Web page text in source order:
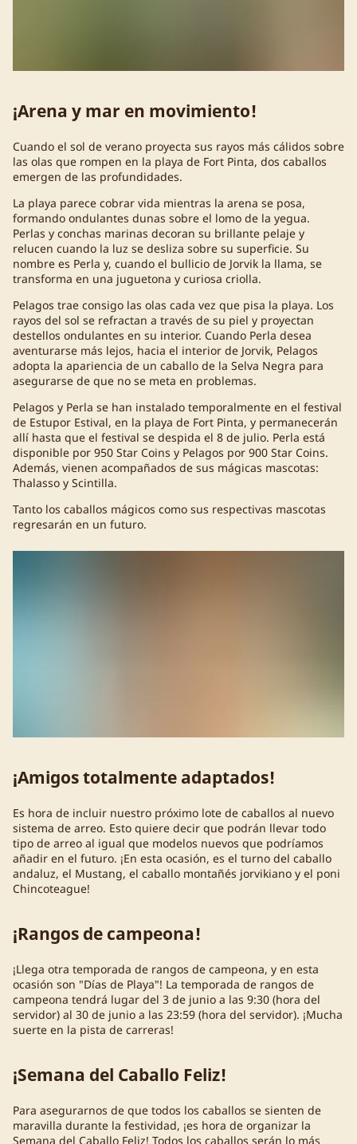
¡Arena y mar en movimiento!
Cuando el sol de verano proyecta sus rayos más cálidos sobre
las olas que rompen en la playa de Fort Pinta, dos caballos
emergen de las profundidades.
La playa parece cobrar vida mientras la arena se posa,
formando ondulantes dunas sobre el lomo de la yegua.
Perlas y conchas marinas decoran su brillante pelaje y
relucen cuando la luz se desliza sobre su superficie. Su
nombre es Perla y, cuando el bullicio de Jorvik la llama, se
transforma en una juguetona y curiosa criolla.
Pelagos trae consigo las olas cada vez que pisa la playa. Los
rayos del sol se refractan a través de su piel y proyectan
destellos ondulantes en su interior. Cuando Perla desea
aventurarse más lejos, hacia el interior de Jorvik, Pelagos
adopta la apariencia de un caballo de la Selva Negra para
asegurarse de que no se meta en problemas.
Pelagos y Perla se han instalado temporalmente en el festival
de Estupor Estival, en la playa de Fort Pinta, y permanecerán
allí hasta que el festival se despida el 8 de julio. Perla está
disponible por 950 Star Coins y Pelagos por 900 Star Coins.
Además, vienen acompañados de sus mágicas mascotas:
Thalasso y Scintilla.
Tanto los caballos mágicos como sus respectivas mascotas
regresarán en un futuro.
¡Amigos totalmente adaptados!
Es hora de incluir nuestro próximo lote de caballos al nuevo
sistema de arreo. Esto quiere decir que podrán llevar todo
tipo de arreo al igual que modelos nuevos que podríamos
añadir en el futuro. ¡En esta ocasión, es el turno del caballo
andaluz, el Mustang, el caballo montañés jorvikiano y el poni
Chincoteague!
¡Rangos de campeona!
¡Llega otra temporada de rangos de campeona, y en esta
ocasión son "Días de Playa"! La temporada de rangos de
campeona tendrá lugar del 3 de junio a las 9:30 (hora del
servidor) al 30 de junio a las 23:59 (hora del servidor). ¡Mucha
suerte en la pista de carreras!
¡Semana del Caballo Feliz!
Para asegurarnos de que todos los caballos se sienten de
maravilla durante la festividad, ¡es hora de organizar la
Semana del Caballo Feliz! Todos los caballos serán lo más